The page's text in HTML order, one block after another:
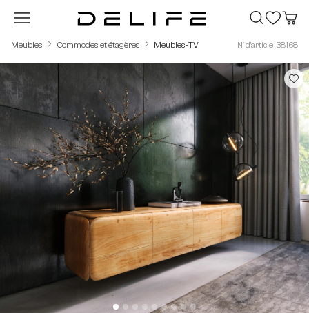
Passer au contenu principal
Meubles Commodes et étagères Meubles-TV N° d'article : 38168
Ignorer la galerie d'images